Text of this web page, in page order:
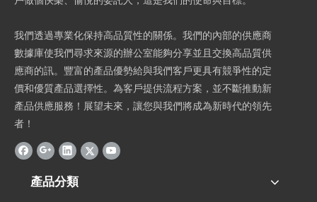
我們透過專業化保持高品質性的關係。我們的內部的供應商
數據庫使我們尋求來源的辦公室能夠分享並且交換高品質供
應商的訊。豐富的產品優勢給與我們客戶更具有競爭性的定
價和優質產品選擇性。為客戶提供流程方案，並不斷推動新
產品供應服務！展望未來，讓您與我們將成為新時代的領先
者！
產品分類